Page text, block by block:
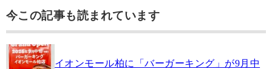
今この記事も読まれています
イオンモール柏に「バーガーキング」が9月中